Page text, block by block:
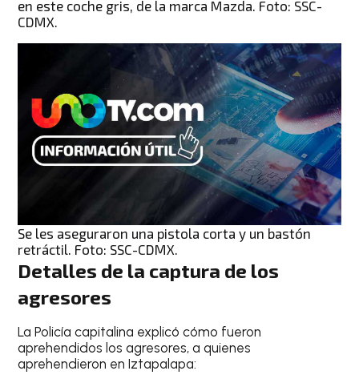
en este coche gris, de la marca Mazda. Foto: SSC-
CDMX.
Se les aseguraron una pistola corta y un bastón
retráctil. Foto: SSC-CDMX.
Detalles de la captura de los
agresores
La Policía capitalina explicó cómo fueron
aprehendidos los agresores, a quienes
aprehendieron en Iztapalapa: